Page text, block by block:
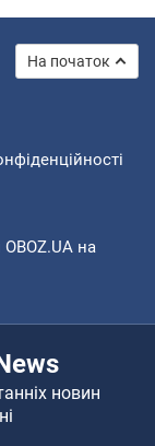
На початок
на
новин